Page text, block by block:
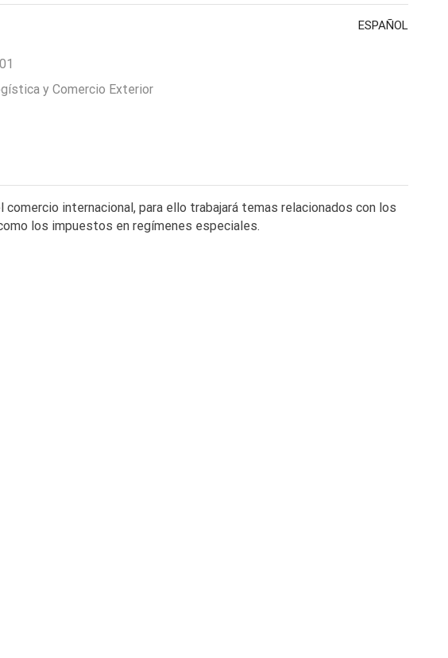
ESPAÑOL
y Comercio Exterior
internacional, para ello trabajará temas relacionados con los
los impuestos en regímenes especiales.